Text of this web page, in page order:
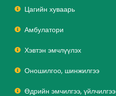
Цагийн хуваарь
Амбулатори
Хэвтэн эмчлүүлэх
Оношилгоо, шинжилгээ
Өдрийн эмчилгээ, үйлчилгээ